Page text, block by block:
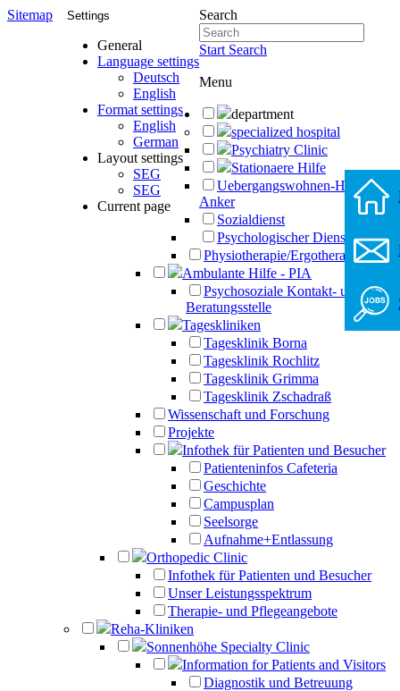
Sitemap Settings
General
Language settings
Deutsch
English
Format settings
English
German
Layout settings
SEG
SEG
Current page
Search
Start Search
Menu
department
specialized hospital
Psychiatry Clinic
Stationaere Hilfe
Uebergangswohnen-Haus-
Anker
Sozialdienst
Psychologischer Dienst
Physiotherapie/Ergotherapie
Ambulante Hilfe - PIA
Psychosoziale Kontakt- und
Beratungsstelle
Tageskliniken
Tagesklinik Borna
Tagesklinik Rochlitz
Tagesklinik Grimma
Tagesklinik Zschadraß
Wissenschaft und Forschung
Projekte
Infothek für Patienten und Besucher
Patienteninfos Cafeteria
Geschichte
Campusplan
Seelsorge
Aufnahme+Entlassung
Orthopedic Clinic
Infothek für Patienten und Besucher
Unser Leistungsspektrum
Therapie- und Pflegeangebote
Reha-Kliniken
Sonnenhöhe Specialty Clinic
Information for Patients and Visitors
Diagnostik und Betreuung